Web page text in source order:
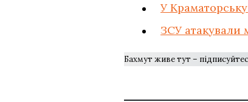
У
ЗСУ атакували
Бахмут живе тут –